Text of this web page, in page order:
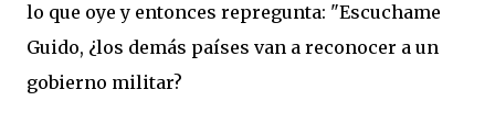
lo que oye y entonces repregunta: "Escuchame
Guido, ¿los demás países van a reconocer a un
gobierno militar?